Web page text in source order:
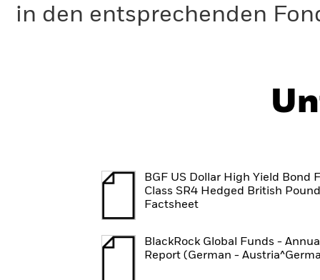
in den entsprechenden
BGF US Dollar High Yield Bond
Class SR4 Hedged British Pound
Factsheet
BlackRock Global Funds -
Report (German -